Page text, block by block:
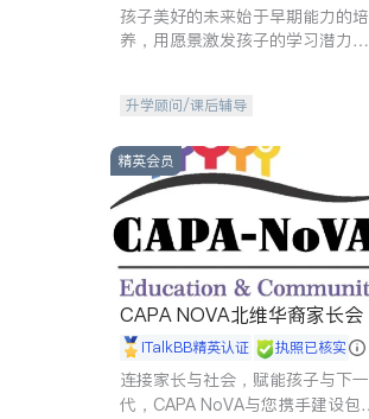
孩子美好的未来始于早期能力的培
养，用愿景激发孩子的学习潜力和
升学顾问/课后辅导
精英会员
CAPA NOVA北维华裔家长会
iTalkBB精英认证 执照已核实
连接家长与社会，赋能孩子与下一
代，CAPA NoVA与您携手建设包